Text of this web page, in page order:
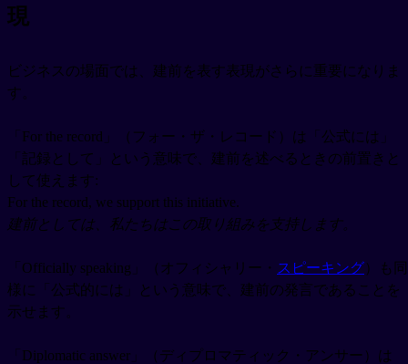
現
ビジネスの場面では、建前を表す表現がさらに重要になりま
す。
「For the record」（フォー・ザ・レコード）は「公式には」
「記録として」という意味で、建前を述べるときの前置きと
して使えます:
For the record, we support this initiative.
建前としては、私たちはこの取り組みを支持します。
「Officially speaking」（オフィシャリー・ スピーキング）も同
様に「公式的には」という意味で、建前の発言であることを
示せます。
「Diplomatic answer」（ディプロマティック・アンサー）は